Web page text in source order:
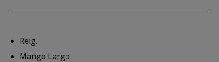
Reig.
Mango Largo